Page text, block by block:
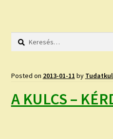
HOLDNAPTÁR
NAPI ASZTROLÓGIA
Keresés:
Posted on 2013-01-11 by
A KULCS –